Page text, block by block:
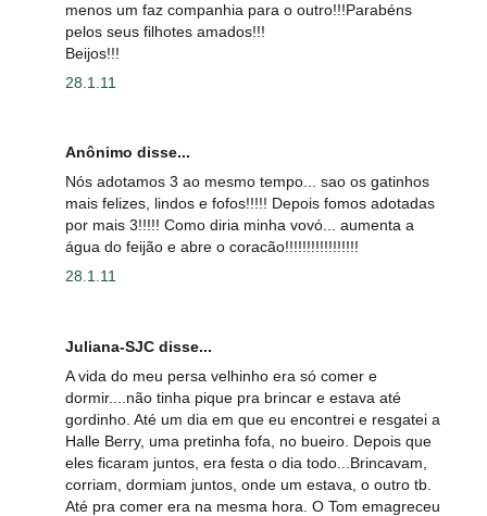
menos um faz companhia para o outro!!!Parabéns
pelos seus filhotes amados!!!
Beijos!!!
28.1.11
Anônimo disse...
Nós adotamos 3 ao mesmo tempo... sao os gatinhos
mais felizes, lindos e fofos!!!!! Depois fomos adotadas
por mais 3!!!!! Como diria minha vovó... aumenta a
água do feijão e abre o coracão!!!!!!!!!!!!!!!!!
28.1.11
Juliana-SJC disse...
A vida do meu persa velhinho era só comer e
dormir....não tinha pique pra brincar e estava até
gordinho. Até um dia em que eu encontrei e resgatei a
Halle Berry, uma pretinha fofa, no bueiro. Depois que
eles ficaram juntos, era festa o dia todo...Brincavam,
corriam, dormiam juntos, onde um estava, o outro tb.
Até pra comer era na mesma hora. O Tom emagreceu